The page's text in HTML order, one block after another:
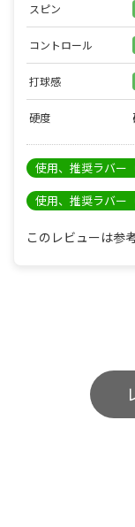
スピン
コントロール
打球感
硬度
使用、推奨ラバー
使用、推奨ラバー
このレビューは参